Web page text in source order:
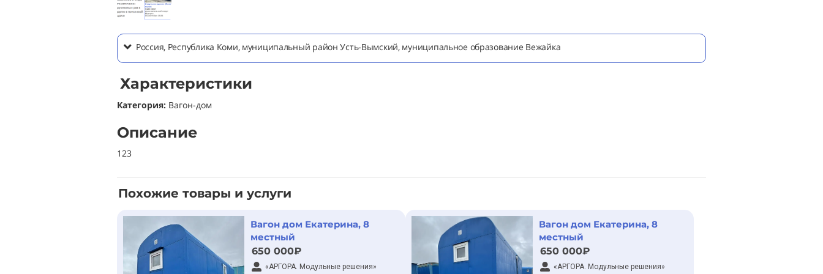
Россия, Республика Коми, муниципальный район Усть-Вымский, муниципальное образование Вежайка
Характеристики
Категория: Вагон-дом
Описание
123
Похожие товары и услуги
Вагон дом Екатерина, 8
местный
650 000₽
«АРГОРА. Модульные решения»
Вагон дом Екатерина, 8
местный
650 000₽
«АРГОРА. Модульные решения»